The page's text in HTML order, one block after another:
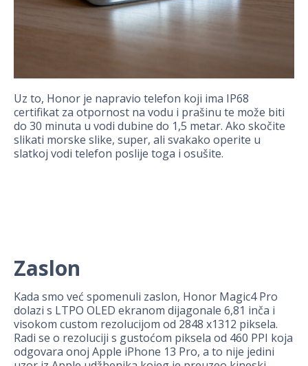
Uz to, Honor je napravio telefon koji ima IP68
certifikat za otpornost na vodu i prašinu te može biti
do 30 minuta u vodi dubine do 1,5 metar. Ako skočite
slikati morske slike, super, ali svakako operite u
slatkoj vodi telefon poslije toga i osušite.
Zaslon
Kada smo već spomenuli zaslon, Honor Magic4 Pro
dolazi s LTPO OLED ekranom dijagonale 6,81 inča i
visokom custom rezolucijom od 2848 x1312 piksela.
Radi se o rezoluciji s gustoćom piksela od 460 PPI koja
odgovara onoj Apple iPhone 13 Pro, a to nije jedini